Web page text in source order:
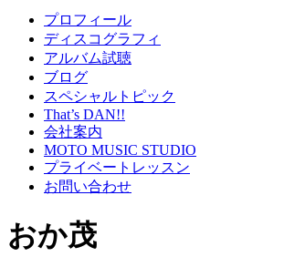
プロフィール
ディスコグラフィ
アルバム試聴
ブログ
スペシャルトピック
That’s DAN!!
会社案内
MOTO MUSIC STUDIO
プライベートレッスン
お問い合わせ
おか茂